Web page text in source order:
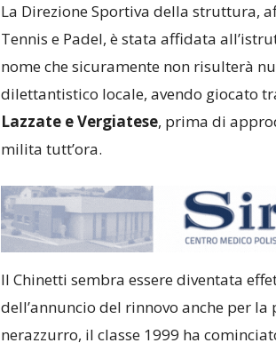
La Direzione Sportiva della struttura,
Tennis e Padel, è stata affidata
nome che sicuramente non risulterà
dilettantistico locale, avendo giocato
Lazzate e Vergiatese, prima di
milita tutt’ora.
Il Chinetti sembra essere diventata
dell’annuncio del rinnovo anche per
nerazzurro, il classe 1999 ha